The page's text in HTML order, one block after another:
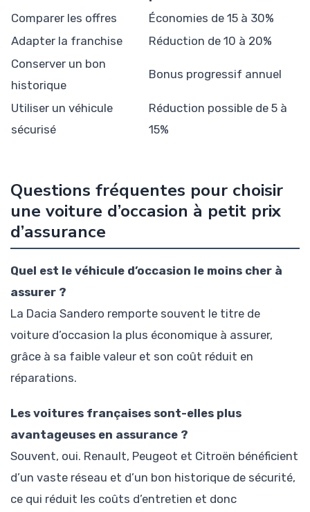
Comparer les offres
Économies de 15 à 30%
Adapter la franchise
Réduction de 10 à 20%
Conserver un bon
historique
Bonus progressif annuel
Utiliser un véhicule
sécurisé
Réduction possible de 5 à
15%
Questions fréquentes pour choisir
une voiture d’occasion à petit prix
d’assurance
Quel est le véhicule d’occasion le moins cher à
assurer ?
La Dacia Sandero remporte souvent le titre de
voiture d’occasion la plus économique à assurer,
grâce à sa faible valeur et son coût réduit en
réparations.
Les voitures françaises sont-elles plus
avantageuses en assurance ?
Souvent, oui. Renault, Peugeot et Citroën bénéficient
d’un vaste réseau et d’un bon historique de sécurité,
ce qui réduit les coûts d’entretien et donc